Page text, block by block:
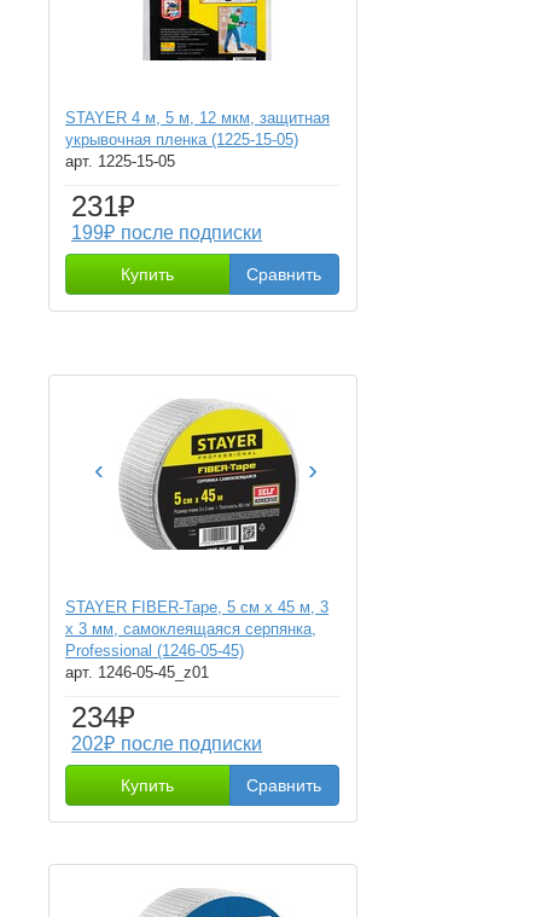
STAYER 4 м, 5 м, 12 мкм, защитная
укрывочная пленка (1225-15-05)
арт. 1225-15-05
231₽
199₽ после подписки
Купить Сравнить
‹ ›
STAYER FIBER-Tape, 5 см х 45 м, 3
х 3 мм, самоклеящаяся серпянка,
Professional (1246-05-45)
арт. 1246-05-45_z01
234₽
202₽ после подписки
Купить Сравнить